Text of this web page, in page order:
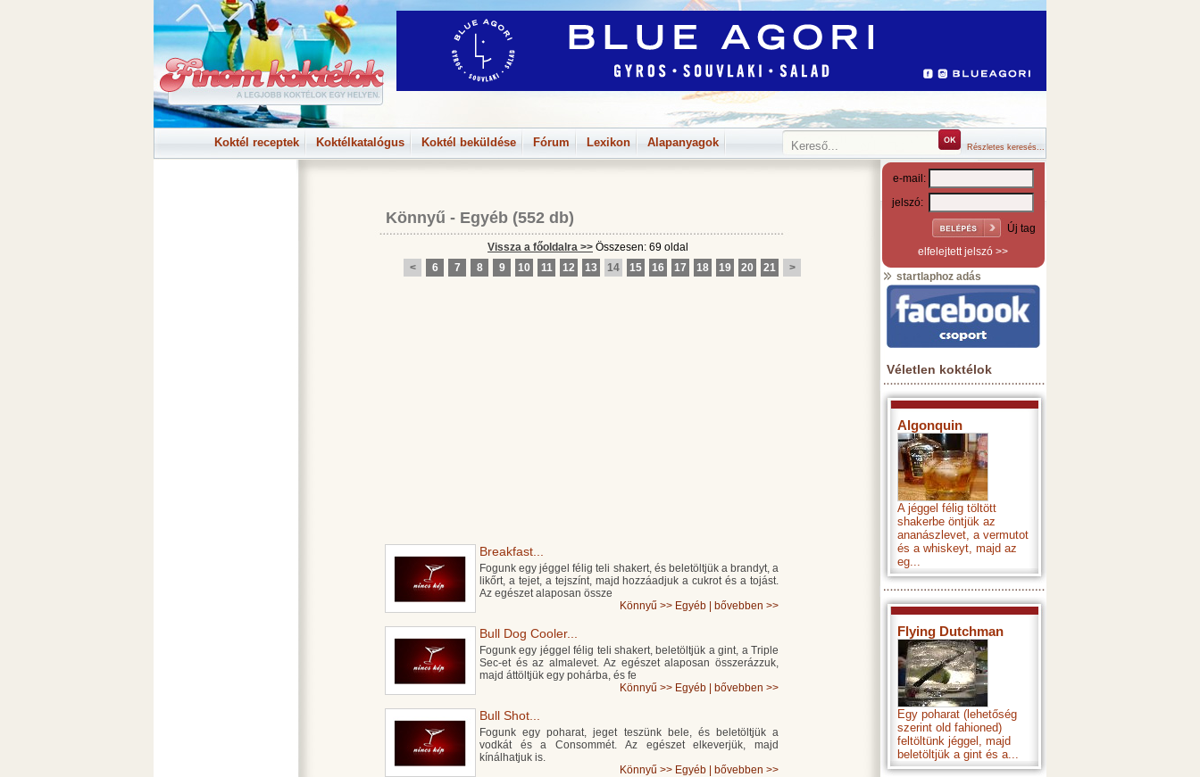
Koktél receptek Koktélkatalógus Koktél beküldése Fórum Lexikon Alapanyagok Részletes keresés...
Könnyű - Egyéb (552 db)
Vissza a főoldalra >> Összesen: 69 oldal
<
6 7 8 9 10 11 12 13 14 15 16 17 18 19 20 21 >
Breakfast...
Fogunk egy jéggel félig teli shakert, és beletöltjük a brandyt, a
likőrt, a tejet, a tejszínt, majd hozzáadjuk a cukrot és a tojást.
Az egészet alaposan össze
Könnyű >> Egyéb bővebben >>
Bull Dog Cooler...
Fogunk egy jéggel félig teli shakert, beletöltjük a gint, a Triple
Sec-et és az almalevet. Az egészet alaposan összerázzuk,
majd áttöltjük egy pohárba, és fe
Könnyű >> Egyéb bővebben >>
Bull Shot...
Fogunk egy poharat, jeget teszünk bele, és beletöltjük a
vodkát és a Consommét. Az egészet elkeverjük, majd
kínálhatjuk is.
Könnyű >> Egyéb bővebben >>
e-mail:
jelszó:
Új tag
elfelejtett jelszó >>
startlaphoz adás
Véletlen koktélok
Algonquin
A jéggel félig töltött
shakerbe öntjük az
ananászlevet, a vermutot
és a whiskeyt, majd az
eg...
Flying Dutchman
Egy poharat (lehetőség
szerint old fahioned)
feltöltünk jéggel, majd
beletöltjük a gint és a...